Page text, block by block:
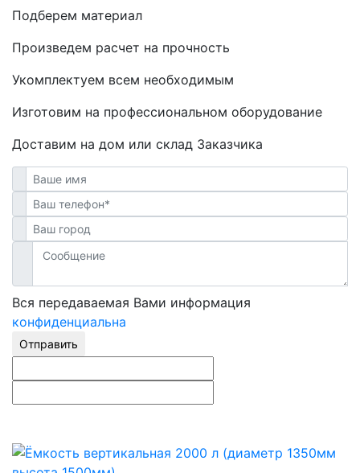
Подберем материал
Произведем расчет на прочность
Укомплектуем всем необходимым
Изготовим на профессиональном оборудование
Доставим на дом или склад Заказчика
Вся передаваемая Вами информация
конфиденциальна
Отправить